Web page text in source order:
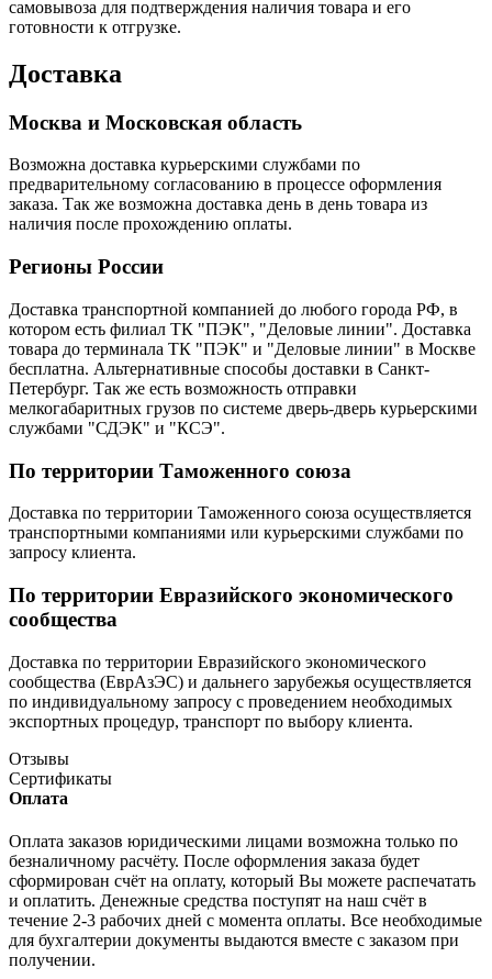
самовывоза для подтверждения наличия товара и его
готовности к отгрузке.
Доставка
Москва и Московская область
Возможна доставка курьерскими службами по
предварительному согласованию в процессе оформления
заказа. Так же возможна доставка день в день товара из
наличия после прохождению оплаты.
Регионы России
Доставка транспортной компанией до любого города РФ, в
котором есть филиал ТК "ПЭК", "Деловые линии". Доставка
товара до терминала ТК "ПЭК" и "Деловые линии" в Москве
бесплатна. Альтернативные способы доставки в Санкт-
Петербург. Так же есть возможность отправки
мелкогабаритных грузов по системе дверь-дверь курьерскими
службами "СДЭК" и "КСЭ".
По территории Таможенного союза
Доставка по территории Таможенного союза осуществляется
транспортными компаниями или курьерскими службами по
запросу клиента.
По территории Евразийского экономического
сообщества
Доставка по территории Евразийского экономического
сообщества (ЕврАзЭС) и дальнего зарубежья осуществляется
по индивидуальному запросу с проведением необходимых
экспортных процедур, транспорт по выбору клиента.
Отзывы
Сертификаты
Оплата
Оплата заказов юридическими лицами возможна только по
безналичному расчёту. После оформления заказа будет
сформирован счёт на оплату, который Вы можете распечатать
и оплатить. Денежные средства поступят на наш счёт в
течение 2-3 рабочих дней с момента оплаты. Все необходимые
для бухгалтерии документы выдаются вместе с заказом при
получении.